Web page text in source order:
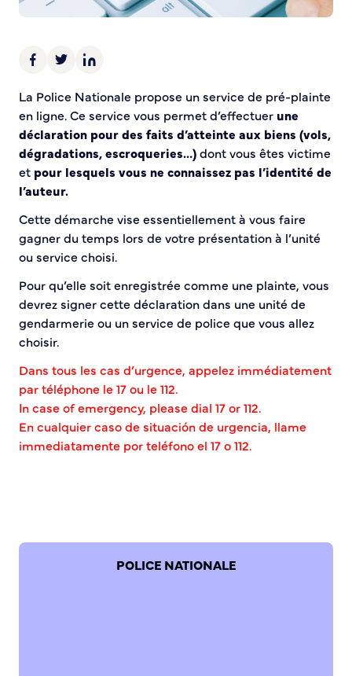
La Police Nationale propose un service de pré-plainte
en ligne. Ce service vous permet d’effectuer une
déclaration pour des faits d’atteinte aux biens (vols,
dégradations, escroqueries…)dont vous êtes victime
et pour lesquels vous ne connaissez pas l’identité de
l’auteur.
Cette démarche vise essentiellement à vous faire
gagner du temps lors de votre présentation à l’unité
ou service choisi.
Pour qu’elle soit enregistrée comme une plainte, vous
devrez signer cette déclaration dans une unité de
gendarmerie ou un service de police que vous allez
choisir.
Dans tous les cas d’urgence, appelez immédiatement
par téléphone le 17 ou le 112.
In case of emergency, please dial 17 or 112.
En cualquier caso de situación de urgencia, llame
immediatamente por teléfono el 17 o 112.
POLICE NATIONALE
Demande d’Occupation du Domaine Public
Pré-plainte en ligne
Tranquillité vacances
Vidéoprotection
Aide à l’installation d’alarmes
Horaires pour le bricolage et le jardinage
Infos pratiques
Plan de Ville
Numéros d’urgence
Annuaire des services publics
DÉCOUVRIR SORTIR
Bienvenue à Caudebec
Histoire de la ville
Patrimoine historique
Temps forts
Parcs et jardins
Entretien durable des espaces verts